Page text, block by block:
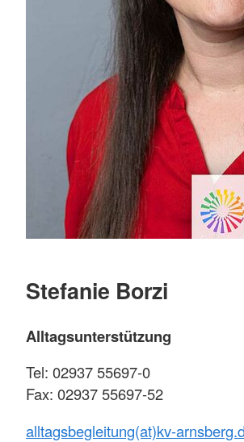
Stefanie Borzi
Alltagsunterstützung
Tel: 02937 55697-0
Fax: 02937 55697-52
alltagsbegleitung(at)kv-